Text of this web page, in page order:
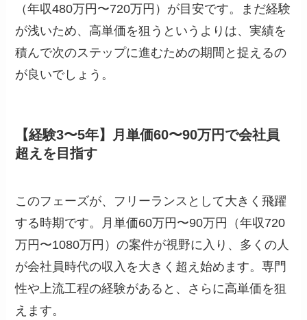
（年収480万円〜720万円）が目安です。まだ経験
が浅いため、高単価を狙うというよりは、実績を
積んで次のステップに進むための期間と捉えるの
が良いでしょう。
【経験3〜5年】月単価60〜90万円で会社員
超えを目指す
このフェーズが、フリーランスとして大きく飛躍
する時期です。月単価60万円〜90万円（年収720
万円〜1080万円）の案件が視野に入り、多くの人
が会社員時代の収入を大きく超え始めます。専門
性や上流工程の経験があると、さらに高単価を狙
えます。